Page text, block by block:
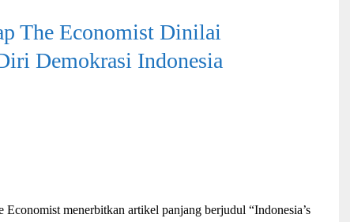
The Economist Dinilai
Demokrasi Indonesia
Economist menerbitkan artikel panjang berjudul “Indonesia’s